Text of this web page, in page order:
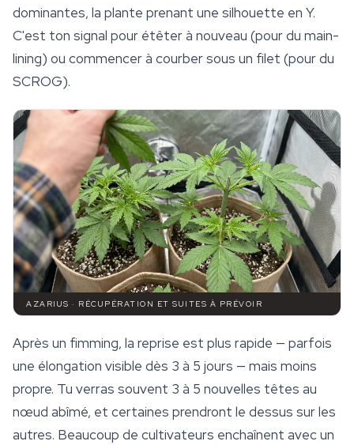
dominantes, la plante prenant une silhouette en Y.
C'est ton signal pour étêter à nouveau (pour du main-
lining) ou commencer à courber sous un filet (pour du
SCROG).
AZARIUS · RÉCUPÉRATION ET SUITES À PRÉVOIR
Après un fimming, la reprise est plus rapide — parfois
une élongation visible dès 3 à 5 jours — mais moins
propre. Tu verras souvent 3 à 5 nouvelles têtes au
nœud abîmé, et certaines prendront le dessus sur les
autres. Beaucoup de cultivateurs enchaînent avec un